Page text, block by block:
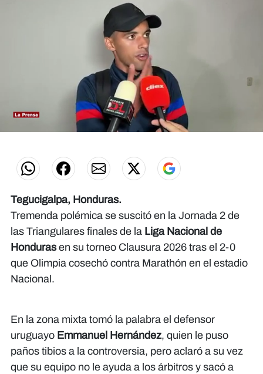
seconds
Tegucigalpa, Honduras.
Tremenda polémica se suscitó en la Jornada 2 de
las Triangulares finales de la Liga Nacional de
Hondurasen su torneo Clausura 2026 tras el 2-0
que Olimpia cosechó contra Marathón en el estadio
Nacional.
En la zona mixta tomó la palabra el defensor
uruguayo Emmanuel Hernández, quien le puso
paños tibios a la controversia, pero aclaró a su vez
que su equipo no le ayuda a los árbitros y sacó a